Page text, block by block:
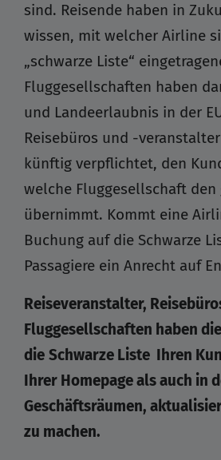
sind. Reisende haben in
wissen, mit welcher Airline
„schwarze Liste“
Fluggesellschaften haben
und Landeerlaubnis in der
Reisebüros und -
künftig verpflichtet, den
welche Fluggesellschaft
übernimmt. Kommt eine
Buchung auf die Schwarze
Passagiere ein Anrecht auf
Reiseveranstalter,
Fluggesellschaften haben
die Schwarze Liste Ihren
Ihrer Homepage als auch in
Geschäftsräumen,
zu machen.